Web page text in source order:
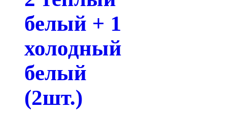
белый + 1
холодный
белый
(2шт.)